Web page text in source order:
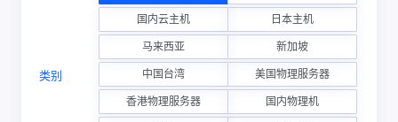
类别
国内云主机 日本主机
马来西亚 新加坡
中国台湾 美国物理服务器
香港物理服务器 国内物理机